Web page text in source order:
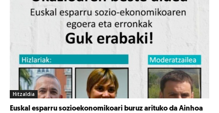
Hitzaldia
Euskal esparru sozioekonomikoari buruz arituko da Ainhoa